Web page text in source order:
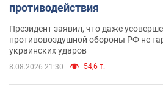
противодействия
Президент заявил, что даже
противовоздушной обороны РФ не
украинских ударов
8.08.2026 21:30 54,6 т.